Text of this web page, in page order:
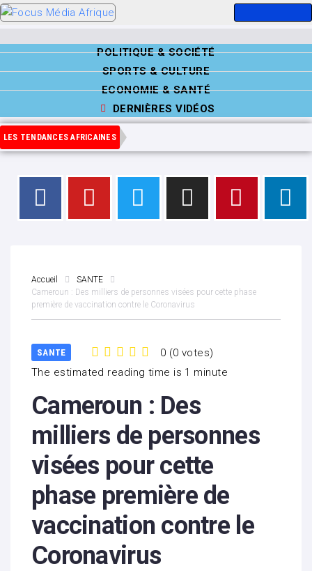
POLITIQUE & SOCIÉTÉ
SPORTS & CULTURE
ECONOMIE & SANTÉ
DERNIÈRES VIDÉOS
LES TENDANCES AFRICAINES
Accueil
SANTE
Cameroun : Des milliers de personnes visées pour cette phase
première de vaccination contre le Coronavirus
SANTE 0 (0 votes)
The estimated reading time is 1 minute
Cameroun : Des
milliers de personnes
visées pour cette
phase première de
vaccination contre le
Coronavirus